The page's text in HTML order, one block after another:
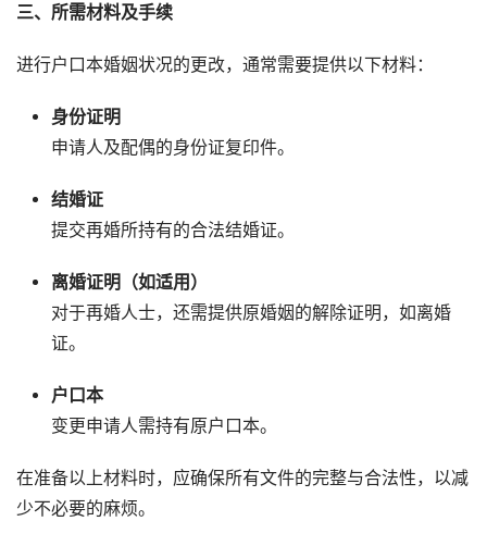
三、所需材料及手续
进行户口本婚姻状况的更改，通常需要提供以下材料：
身份证明
申请人及配偶的身份证复印件。
结婚证
提交再婚所持有的合法结婚证。
离婚证明（如适用）
对于再婚人士，还需提供原婚姻的解除证明，如离婚
证。
户口本
变更申请人需持有原户口本。
在准备以上材料时，应确保所有文件的完整与合法性，以减
少不必要的麻烦。